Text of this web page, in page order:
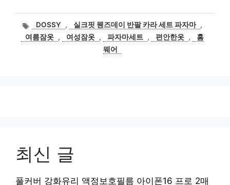
태
그
DOSSY , 실크핏 웬즈데이 반팔 카라 세트 파자마 ,
여름잠옷 , 여성잠옷 , 파자마세트 , 편안한옷 ,
홈
웨어
최신 글
풀커버 강화유리 액정보호필름 아이폰16 프로 2매